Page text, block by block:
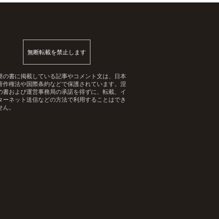
無断転載を禁止します
の書に掲載している記事やコメント文は、日本
作権法や国際条約などで保護されています。涅
書および運営事務局の承諾を得ずに、転載、イ
ーネット送信などの方法で利用することはでき
。